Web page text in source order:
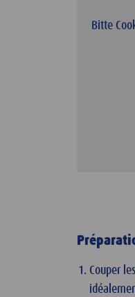
Bitte
Couper